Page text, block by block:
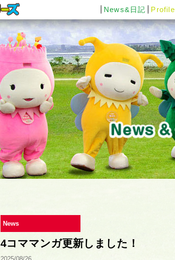
News&日記 Profile
News
4コママンガ更新しました！